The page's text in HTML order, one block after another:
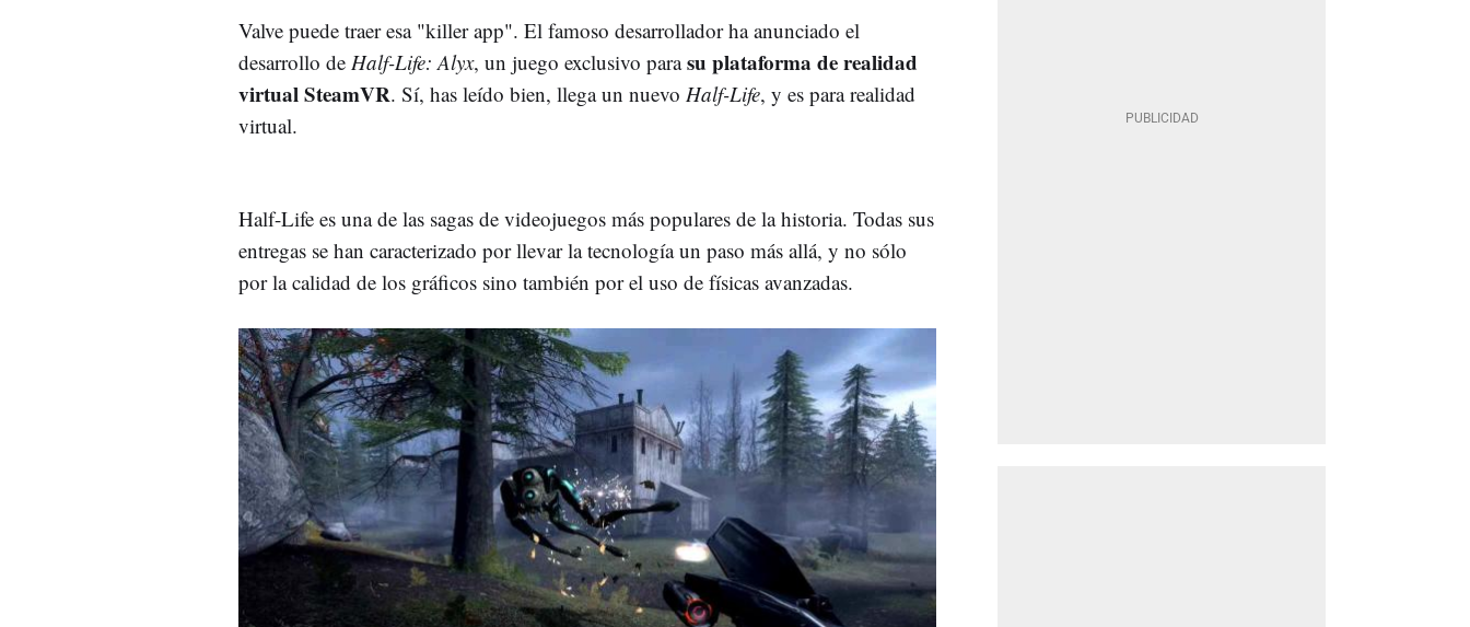
Valve puede traer esa "killer app". El famoso desarrollador ha anunciado el
desarrollo de Half-Life: Alyx, un juego exclusivo parasu plataforma de realidad
virtual SteamVR. Sí, has leído bien, llega un nuevo Half-Life, y es para realidad
virtual.
Half-Life es una de las sagas de videojuegos más populares de la historia. Todas sus
entregas se han caracterizado por llevar la tecnología un paso más allá, y no sólo
por la calidad de los gráficos sino también por el uso de físicas avanzadas.